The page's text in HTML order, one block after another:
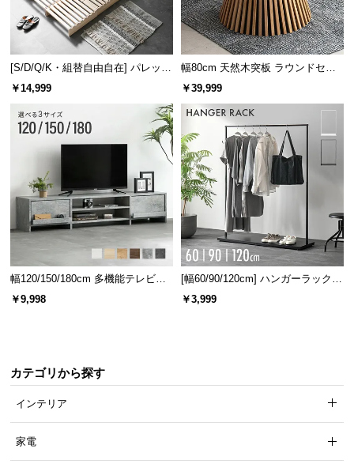
[S/D/Q/K・組替自由自在] パレット
ベッド 8/12/16枚セット
￥14,999
幅80cm 天然木突板 ラウンドセン
ターテーブル 美しい格子デザイン
￥39,999
幅120/150/180cm 多機能テレビボ
ード 木目/石目調 オープン収納・
￥9,998
[幅60/90/120cm] ハンガーラック
スチール 4段階高さ調節 サイドフ
￥3,999
カテゴリから探す
インテリア
家電